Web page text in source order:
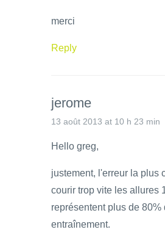
merci
Reply
jerome
13 août 2013 at 10 h 23 min
Hello greg,
justement, l'erreur la plus
courir trop vite les allures
représentent plus de 80%
entraînement.